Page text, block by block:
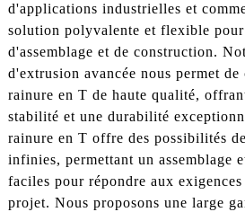
d'applications industrielles et
solution polyvalente et flexible pour
d'assemblage et de construction.
d'extrusion avancée nous permet
rainure en T de haute qualité,
stabilité et une durabilité
rainure en T offre des possibilités
infinies, permettant un assemblage
faciles pour répondre aux
projet. Nous proposons une large